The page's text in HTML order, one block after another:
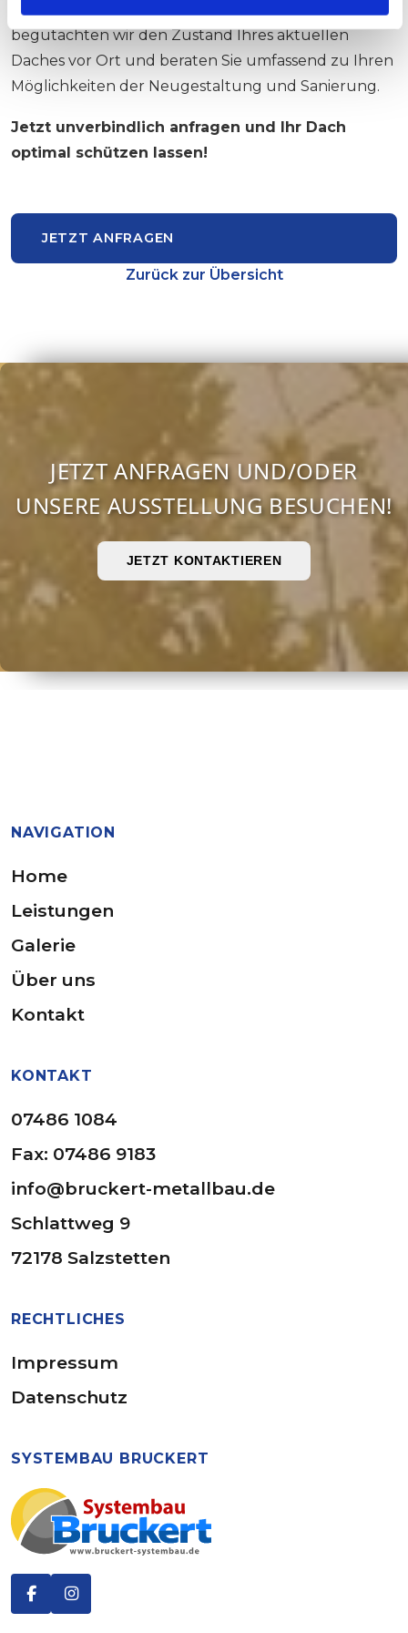
Machen Sie Ihr Dach fit für die Zukunft!
begutachten wir den Zustand Ihres aktuellen
Daches vor Ort und beraten Sie umfassend zu Ihren
Möglichkeiten der Neugestaltung und Sanierung.
Jetzt unverbindlich anfragen und Ihr Dach
optimal schützen lassen!
JETZT ANFRAGEN
Zurück zur Übersicht
JETZT ANFRAGEN UND/ODER
UNSERE AUSSTELLUNG BESUCHEN!
JETZT KONTAKTIEREN
NAVIGATION
Home
Leistungen
Galerie
Über uns
Kontakt
KONTAKT
07486 1084
Fax: 07486 9183
info@bruckert-metallbau.de
Schlattweg 9
72178 Salzstetten
RECHTLICHES
Impressum
Datenschutz
SYSTEMBAU BRUCKERT